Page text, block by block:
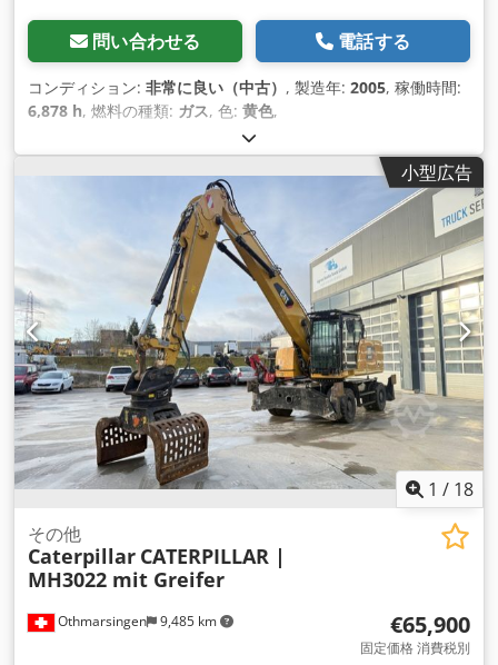
問い合わせる 電話する
コンディション: 非常に良い（中古） , 製造年: 2005, 稼働時間:
6,878 h, 燃料の種類: ガス, 色: 黄色,
小型広告
1 / 18
Othmarsingen 9,485 km
その他
Caterpillar CATERPILLAR |
MH3022 mit Greifer
€65,900
固定価格 消費税別